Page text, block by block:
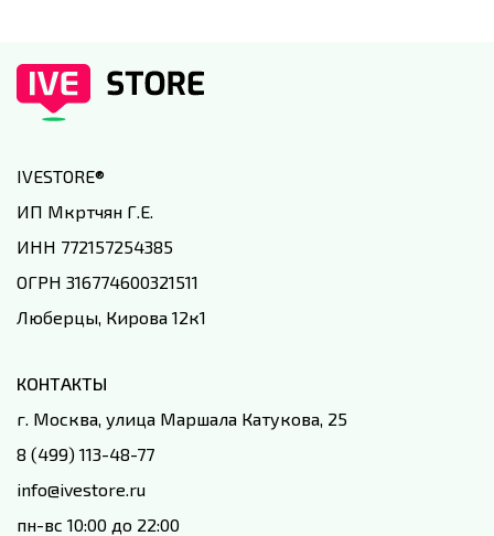
IVESTORE®
ИП Мкртчян Г.Е.
ИНН 772157254385
ОГРН 316774600321511
Люберцы, Кирова 12к1
КОНТАКТЫ
г. Москва, улица Маршала Катукова, 25
8 (499) 113-48-77
info@ivestore.ru
пн-вс 10:00 до 22:00